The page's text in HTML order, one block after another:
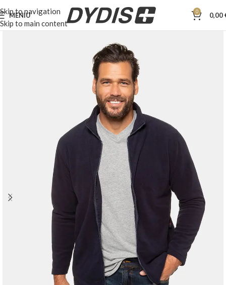
Skip to navigation
Skip to main content
MENIU 0 0,00